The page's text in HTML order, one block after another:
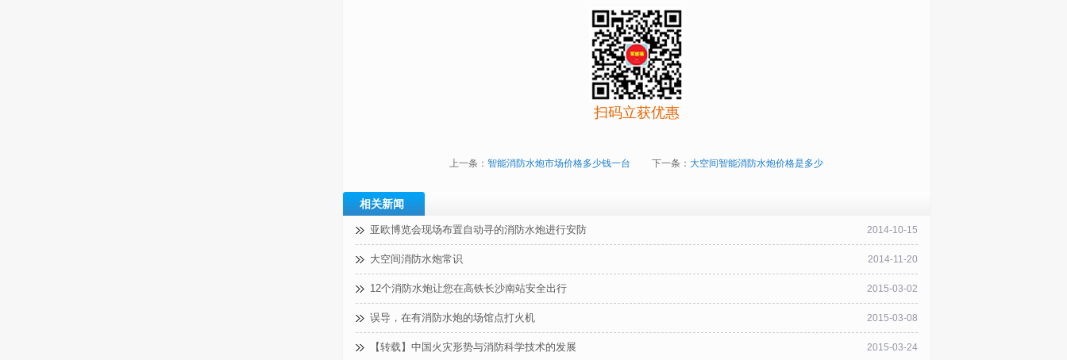
扫码立获优惠
上一条： 智能消防水炮市场价格多少钱一台 下一条： 大空间智能消防水炮价格是多少
相关新闻
2014-10-15
亚欧博览会现场布置自动寻的消防水炮进行安防
2014-11-20
大空间消防水炮常识
2015-03-02
12个消防水炮让您在高铁长沙南站安全出行
2015-03-08
误导，在有消防水炮的场馆点打火机
2015-03-24
【转载】中国火灾形势与消防科学技术的发展